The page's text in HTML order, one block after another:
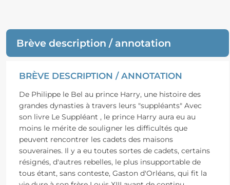
Brève description / annotation
BRÈVE DESCRIPTION / ANNOTATION
De Philippe le Bel au prince Harry, une histoire des
grandes dynasties à travers leurs "suppléants" Avec
son livre Le Suppléant , le prince Harry aura eu au
moins le mérite de souligner les difficultés que
peuvent rencontrer les cadets des maisons
souveraines. Il y a eu toutes sortes de cadets, certains
résignés, d'autres rebelles, le plus insupportable de
tous étant, sans conteste, Gaston d'Orléans, qui fit la